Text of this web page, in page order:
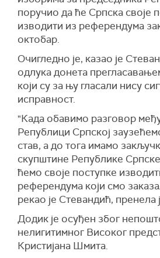
поручио да ће Српска своје
изводити из референдума
октобар.
Очигледно је, казао је
одлука донета
који су за њу гласали нису
исправност.
"Када обавимо разговор
Републици Српској
став, а до тога имамо
скупштине Републике
ћемо своје поступке
референдума који смо
рекао је Стевандић, пренела
Додик је осуђен због
нелигитимног Високог
Кристијана Шмита.